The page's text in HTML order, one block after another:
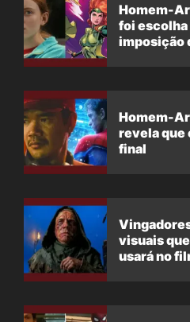
Homem-
foi escolha
imposição
Homem-
revela que
final
visuais
usará no